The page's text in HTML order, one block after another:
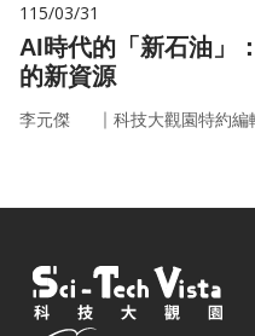
115/03/31
AI時代的「新石油」
的新資源
李元傑 ｜ 科技大觀園特約編